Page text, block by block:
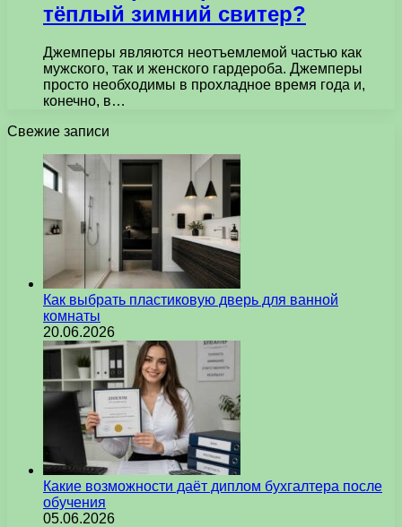
тёплый зимний свитер?
Джемперы являются неотъемлемой частью как
мужского, так и женского гардероба. Джемперы
просто необходимы в прохладное время года и,
конечно, в…
Свежие записи
Как выбрать пластиковую дверь для ванной
комнаты
20.06.2026
Какие возможности даёт диплом бухгалтера после
обучения
05.06.2026